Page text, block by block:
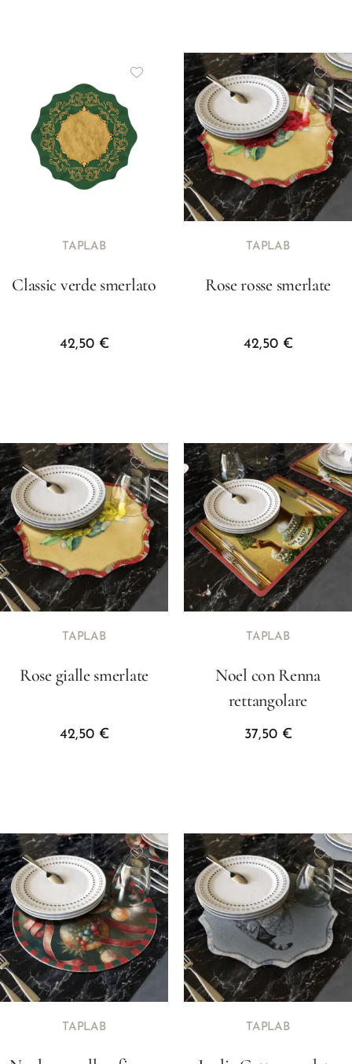
TAPLAB
Classic verde smerlato
42,50 €
TAPLAB
Rose rosse smerlate
42,50 €
TAPLAB
Rose gialle smerlate
42,50 €
TAPLAB
Noel con Renna
rettangolare
37,50 €
TAPLAB TAPLAB